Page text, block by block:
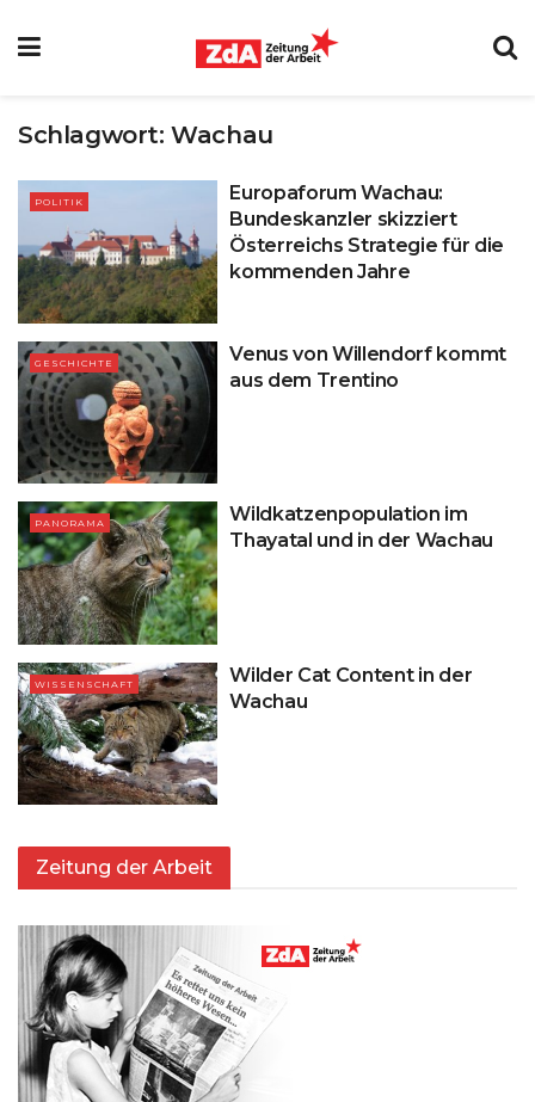
Schlagwort:Wachau
POLITIK
Europaforum Wachau:
Bundeskanzler skizziert
Österreichs Strategie für die
kommenden Jahre
GESCHICHTE
Venus von Willendorf kommt
aus dem Trentino
PANORAMA
Wildkatzenpopulation im
Thayatal und in der Wachau
WISSENSCHAFT
Wilder Cat Content in der
Wachau
Zeitung der Arbeit